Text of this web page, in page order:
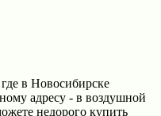
в Новосибирске
адресу - в воздушной
недорого купить